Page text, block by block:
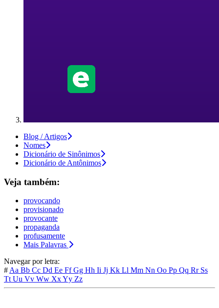
Blog / Artigos
Nomes
Dicionário de Sinônimos
Dicionário de Antônimos
Veja também:
provocando
provisionado
provocante
propaganda
profusamente
Mais Palavras
Navegar por letra:
#Aa Bb Cc Dd Ee FfGg Hh Ii Jj Kk Ll Mm Nn Oo Pp Qq Rr Ss
TtUu Vv Ww XxYy Zz